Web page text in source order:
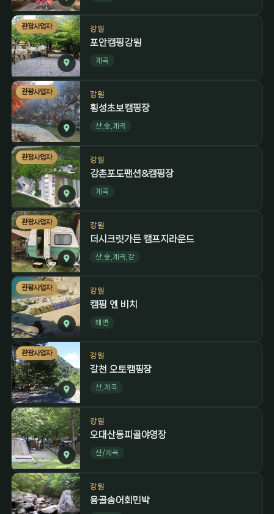
관광사업자 강원
포안캠핑강원
계곡
관광사업자 강원
횡성초보캠핑장
산,숲,계곡
관광사업자 강원
강촌포도팬션&캠핑장
계곡
관광사업자 강원
더시크릿가든 캠프지라운드
산,숲,계곡,강
관광사업자 강원
캠핑 엔 비치
해변
관광사업자 강원
갈천 오토캠핑장
산,계곡
강원
오대산동피골야영장
산/계곡
강원
용골송어회민박